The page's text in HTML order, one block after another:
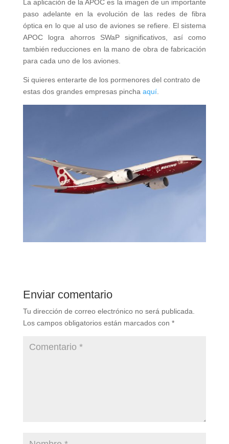
La aplicación de la APOC es la imagen de un importante
paso adelante en la evolución de las redes de fibra
óptica en lo que al uso de aviones se refiere. El sistema
APOC logra ahorros SWaP significativos, así como
también reducciones en la mano de obra de fabricación
para cada uno de los aviones.
Si quieres enterarte de los pormenores del contrato de
estas dos grandes empresas pincha aquí.
Enviar comentario
Tu dirección de correo electrónico no será publicada.
Los campos obligatorios están marcados con *